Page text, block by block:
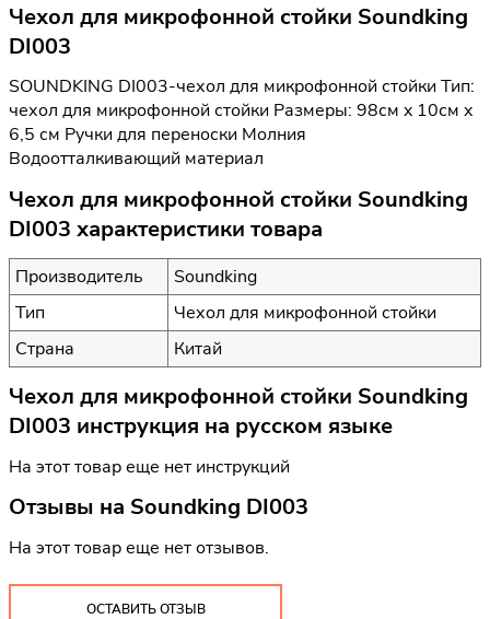
Чехол для микрофонной стойки Soundking
DI003
SOUNDKING DI003-чехол для микрофонной стойки Тип:
чехол для микрофонной стойки Размеры: 98см x 10см x
6,5 см Ручки для переноски Молния
Водоотталкивающий материал
Чехол для микрофонной стойки Soundking
DI003 характеристики товара
Производитель
Soundking
Тип
Чехол для микрофонной стойки
Страна
Китай
Чехол для микрофонной стойки Soundking
DI003 инструкция на русском языке
На этот товар еще нет инструкций
Отзывы на Soundking DI003
На этот товар еще нет отзывов.
ОСТАВИТЬ ОТЗЫВ